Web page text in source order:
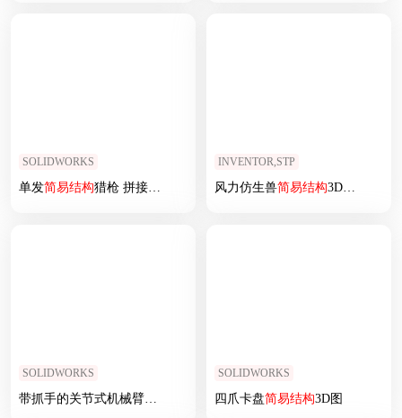
SOLIDWORKS
单发简易结构猎枪 拼接手枪版
INVENTOR,STP
风力仿生兽简易结构3D图纸
SOLIDWORKS
带抓手的关节式机械臂
简易
SOLIDWORKS
四爪卡盘简易结构3D图